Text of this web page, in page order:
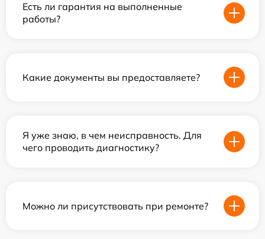
Есть ли гарантия на выполненные
работы?
Какие документы вы предоставляете?
Я уже знаю, в чем неисправность. Для
чего проводить диагностику?
Можно ли присутствовать при ремонте?